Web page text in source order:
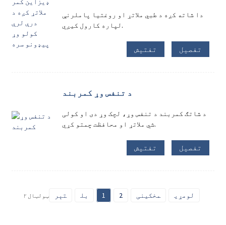
دا شاته کږه د طبي ملاتړ او روغتیا پاملرنې
لپاره کارول کیږي.
تفتیش تفصیل
د تنفس وړ کمربند
د شاتګ کمربند د تنفس وړ، لچک وړ دی او کولی
شي ملاتړ او محافظت چمتو کړي.
تفتیش تفصیل
لومړی مخکینی 1 2 بل تېر ټولټال ۲